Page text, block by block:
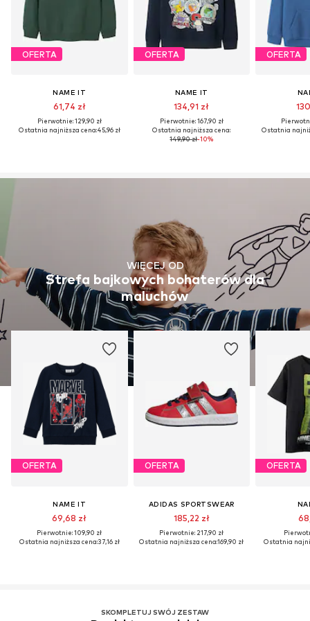
OFERTA
NAME IT
61,74 zł
Pierwotnie: 129,90 zł
Ostatnia najniższa cena:45,96 zł
OFERTA
NAME IT
134,91 zł
Pierwotnie: 167,90 zł
Ostatnia najniższa cena:
149,90 zł-10%
OFERTA
Ostatnia
WIĘCEJ OD
Strefa bajkowych bohaterów dla
maluchów
OFERTA
NAME IT
69,68 zł
Pierwotnie: 109,90 zł
Ostatnia najniższa cena:37,16 zł
OFERTA
ADIDAS SPORTSWEAR
185,22 zł
Pierwotnie: 217,90 zł
Ostatnia najniższa cena:169,90 zł
OFERTA
Ostatnia
SKOMPLETUJ SWÓJ ZESTAW